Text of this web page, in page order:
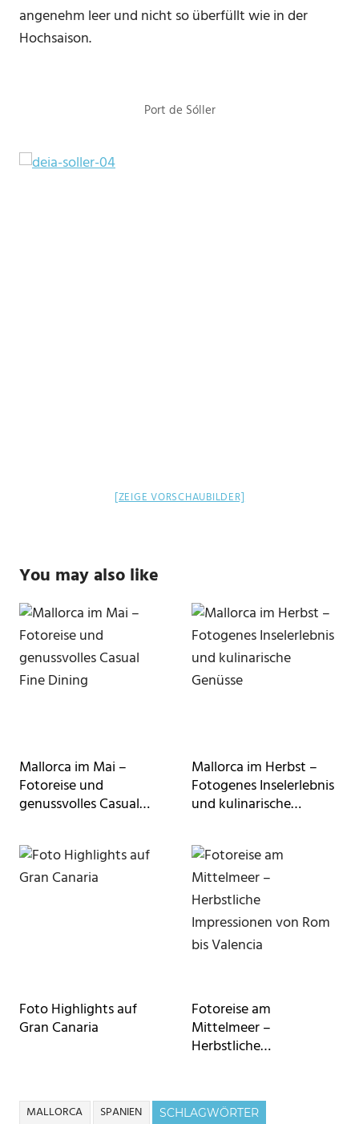
angenehm leer und nicht so überfüllt wie in der
Hochsaison.
Port de Sóller
[ZEIGE VORSCHAUBILDER]
You may also like
Mallorca im Mai –
Fotoreise und
genussvolles Casual
Mallorca im Herbst –
Fotogenes Inselerlebnis
und kulinarische
Foto Highlights auf
Gran Canaria
Fotoreise am
Mittelmeer –
Herbstliche
SCHLAGWÖRTER
MALLORCA SPANIEN